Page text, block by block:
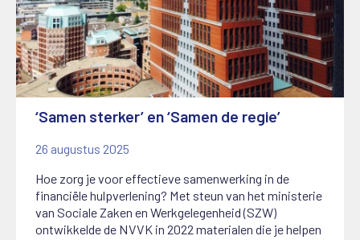
‘Samen sterker’ en ‘Samen de regie’
26 augustus 2025
Hoe zorg je voor effectieve samenwerking in de
financiële hulpverlening? Met steun van het ministerie
van Sociale Zaken en Werkgelegenheid (SZW)
ontwikkelde de NVVK in 2022 materialen die je helpen